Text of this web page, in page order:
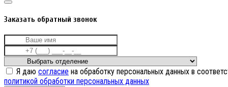
Заказать обратный звонок
Я даю согласие на обработку персональных данных в
политикой обработки персональных данных